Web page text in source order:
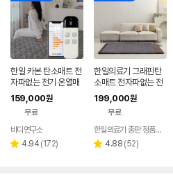
한일 카본 탄소매트 전
자파없는 전기 온열매
트 장판 2인용 1인용 S
S 그레이
159,000원
무료
바디연구소
별 4.94 리
(172)
한일의료기 그래핀탄
소매트 전자파없는 전
기장판 온열매트 싱글
1인용 분리난방
199,000원
무료
한일의료기 총판 정품스토어
별 4.88 리
(52)